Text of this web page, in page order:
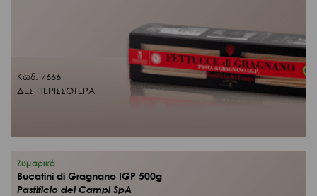
Κωδ. 7666
ΔΕΣ ΠΕΡΙΣΣΟΤΕΡΑ
Ζυμαρικά
Bucatini di Gragnano IGP 500g
Pastificio dei Campi SpA